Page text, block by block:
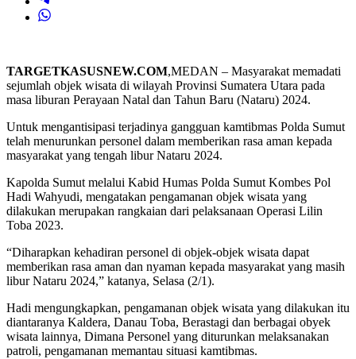
TARGETKASUSNEW.COM,MEDAN – Masyarakat memadati
sejumlah objek wisata di wilayah Provinsi Sumatera Utara pada
masa liburan Perayaan Natal dan Tahun Baru (Nataru) 2024.
Untuk mengantisipasi terjadinya gangguan kamtibmas Polda Sumut
telah menurunkan personel dalam memberikan rasa aman kepada
masyarakat yang tengah libur Nataru 2024.
Kapolda Sumut melalui Kabid Humas Polda Sumut Kombes Pol
Hadi Wahyudi, mengatakan pengamanan objek wisata yang
dilakukan merupakan rangkaian dari pelaksanaan Operasi Lilin
Toba 2023.
“Diharapkan kehadiran personel di objek-objek wisata dapat
memberikan rasa aman dan nyaman kepada masyarakat yang masih
libur Nataru 2024,” katanya, Selasa (2/1).
Hadi mengungkapkan, pengamanan objek wisata yang dilakukan itu
diantaranya Kaldera, Danau Toba, Berastagi dan berbagai obyek
wisata lainnya, Dimana Personel yang diturunkan melaksanakan
patroli, pengamanan memantau situasi kamtibmas.